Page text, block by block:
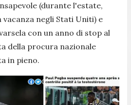
(durante l'estate,
negli Stati Uniti) e
con un anno di stop al
della procura nazionale
in pieno.